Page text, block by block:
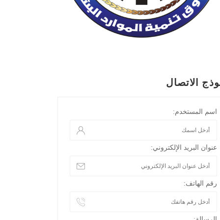
الاتصال
اسم المستخدم:
عنوان البريد الإلكتروني:
رقم الهاتف: